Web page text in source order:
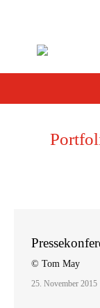
© Tom May
25. November 2015